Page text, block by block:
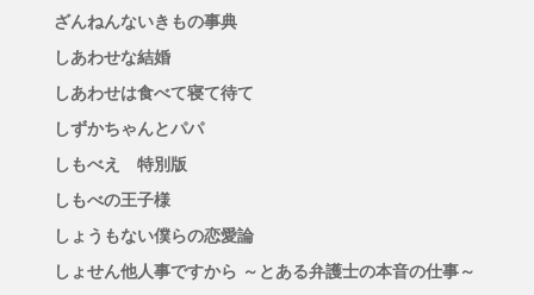
ざんねんないきもの事典
しあわせな結婚
しあわせは食べて寝て待て
しずかちゃんとパパ
しもべえ 特別版
しもべの王子様
しょうもない僕らの恋愛論
しょせん他人事ですから ～とある弁護士の本音の仕事～